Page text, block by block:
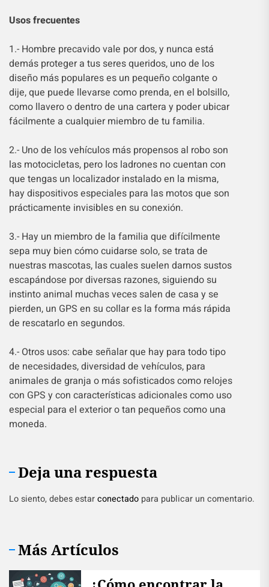
Usos frecuentes
1.- Hombre precavido vale por dos, y nunca está
demás proteger a tus seres queridos, uno de los
diseño más populares es un pequeño colgante o
dije, que puede llevarse como prenda, en el bolsillo,
como llavero o dentro de una cartera y poder ubicar
fácilmente a cualquier miembro de tu familia.
2.- Uno de los vehículos más propensos al robo son
las motocicletas, pero los ladrones no cuentan con
que tengas un localizador instalado en la misma,
hay dispositivos especiales para las motos que son
prácticamente invisibles en su conexión.
3.- Hay un miembro de la familia que difícilmente
sepa muy bien cómo cuidarse solo, se trata de
nuestras mascotas, las cuales suelen darnos sustos
escapándose por diversas razones, siguiendo su
instinto animal muchas veces salen de casa y se
pierden, un GPS en su collar es la forma más rápida
de rescatarlo en segundos.
4.- Otros usos: cabe señalar que hay para todo tipo
de necesidades, diversidad de vehículos, para
animales de granja o más sofisticados como relojes
con GPS y con características adicionales como uso
especial para el exterior o tan pequeños como una
moneda.
Deja una respuesta
Lo siento, debes estarconectado para publicar un comentario.
Más Artículos